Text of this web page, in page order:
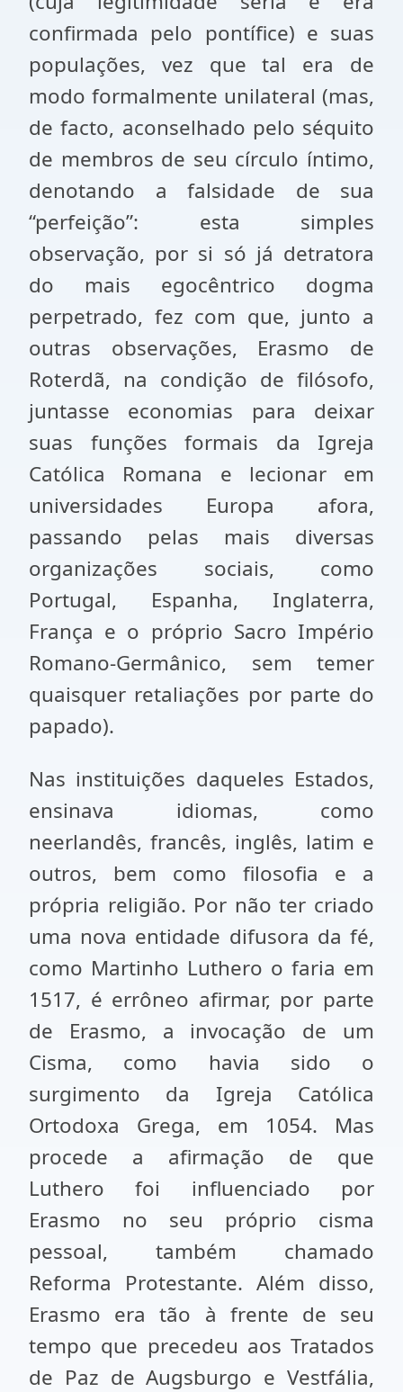
confirmada pelo pontífice) e suas
populações, vez que tal era de
modo formalmente unilateral (mas,
de facto, aconselhado pelo séquito
de membros de seu círculo íntimo,
denotando a falsidade de sua
“perfeição”: esta simples
observação, por si só já detratora
do mais egocêntrico dogma
perpetrado, fez com que, junto a
outras observações, Erasmo de
Roterdã, na condição de filósofo,
juntasse economias para deixar
suas funções formais da Igreja
Católica Romana e lecionar em
universidades Europa afora,
passando pelas mais diversas
organizações sociais, como
Portugal, Espanha, Inglaterra,
França e o próprio Sacro Império
Romano-Germânico, sem temer
quaisquer retaliações por parte do
papado).
Nas instituições daqueles Estados,
ensinava idiomas, como
neerlandês, francês, inglês, latim e
outros, bem como filosofia e a
própria religião. Por não ter criado
uma nova entidade difusora da fé,
como Martinho Luthero o faria em
1517, é errôneo afirmar, por parte
de Erasmo, a invocação de um
Cisma, como havia sido o
surgimento da Igreja Católica
Ortodoxa Grega, em 1054. Mas
procede a afirmação de que
Luthero foi influenciado por
Erasmo no seu próprio cisma
pessoal, também chamado
Reforma Protestante. Além disso,
Erasmo era tão à frente de seu
tempo que precedeu aos Tratados
de Paz de Augsburgo e Vestfália,